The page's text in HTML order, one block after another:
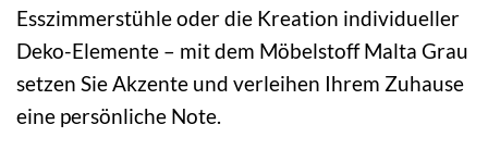
Esszimmerstühle oder die Kreation individueller
Deko-Elemente – mit dem Möbelstoff Malta Grau
setzen Sie Akzente und verleihen Ihrem Zuhause
eine persönliche Note.